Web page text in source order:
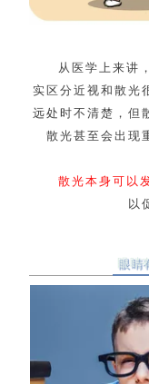
从医学上来讲
实区分近视和散光
远处时不清楚，但
散光甚至会出现
散光本身可以
以
眼睛